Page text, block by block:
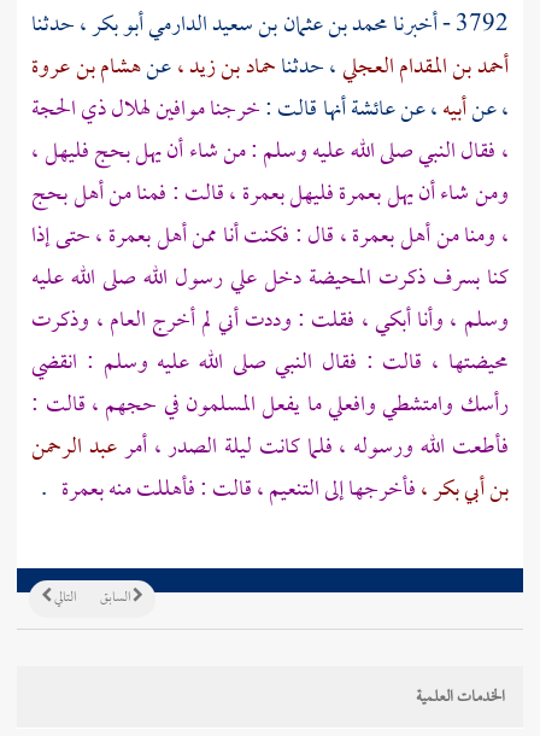
3792 - أخبرنا
محمد بن عثمان بن سعيد الدارمي أبو بكر ،حدثنا
أحمد بن المقدام العجلي، حدثناحماد بن زيد ،عنهشام بن عروة
، عنأبيه، عنعائشةأنها قالت :خرجنا موافين لهلال ذي الحجة
، فقال النبي صلى الله عليه وسلم : من شاء أن يهل بحج فليهل ،
ومن شاء أن يهل بعمرة فليهل بعمرة ، قالت : فمنا من أهل بحج
، ومنا من أهل بعمرة ، قال : فكنت أنا ممن أهل بعمرة ، حتى إذا
كنابسرفذكرت المحيضة دخل علي رسول الله صلى الله عليه
وسلم ، وأنا أبكي ، فقلت : وددت أني لم أخرج العام ، وذكرت
محيضتها ، قالت : فقال النبي صلى الله عليه وسلم : انقضي
رأسك وامتشطي وافعلي ما يفعل المسلمون في حجهم ، قالت :
فأطعت الله ورسوله ، فلما كانت ليلة الصدر ، أمرعبد الرحمن
بن أبي بكر ،فأخرجها إلىالتنعيم، قالت : فأهللت منه بعمرة .
التالي السابق
الخدمات العلمية